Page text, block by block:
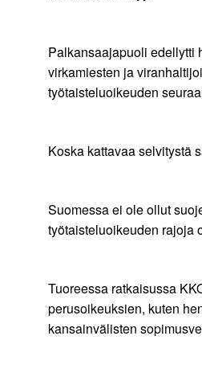
Palkansaajapuoli edellytti
virkamiesten ja
työtaisteluoikeuden
Koska kattavaa selvitystä
Suomessa ei ole ollut
työtaisteluoikeuden rajoja
Tuoreessa ratkaisussa
perusoikeuksien, kuten
kansainvälisten